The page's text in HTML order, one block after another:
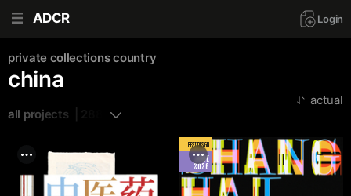
ADCR Login
private collections country
china
all projects  | 288
actual
BEST DESIGN
JUNE
2026